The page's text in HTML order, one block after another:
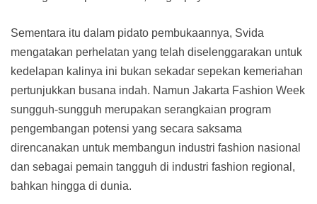
Sementara itu dalam pidato pembukaannya, Svida
mengatakan perhelatan yang telah diselenggarakan untuk
kedelapan kalinya ini bukan sekadar sepekan kemeriahan
pertunjukkan busana indah. Namun Jakarta Fashion Week
sungguh-sungguh merupakan serangkaian program
pengembangan potensi yang secara saksama
direncanakan untuk membangun industri fashion nasional
dan sebagai pemain tangguh di industri fashion regional,
bahkan hingga di dunia.